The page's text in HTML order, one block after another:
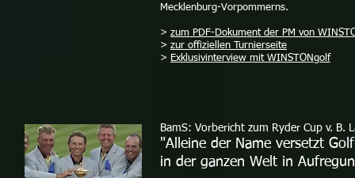
Mecklenburg-Vorpommerns.
> zum PDF-Dokument der PM von
> zur offiziellen Turnierseite
> Exklusivinterview mit WINSTONgolf
BamS: Vorbericht zum Ryder Cup v. B.
"Alleine der Name versetzt
in der ganzen Welt in